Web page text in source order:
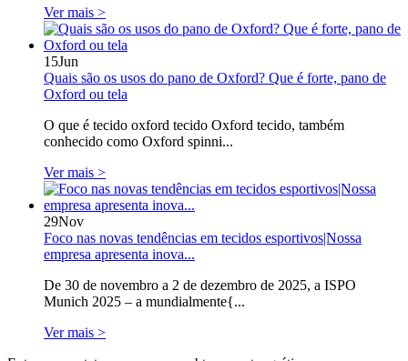
Ver mais >
15Jun
Quais são os usos do pano de Oxford? Que é forte, pano de
Oxford ou tela
O que é tecido oxford tecido Oxford tecido, também
conhecido como Oxford spinni...
Ver mais >
29Nov
Foco nas novas tendências em tecidos esportivos|Nossa
empresa apresenta inova...
De 30 de novembro a 2 de dezembro de 2025, a ISPO
Munich 2025 – a mundialmente{...
Ver mais >